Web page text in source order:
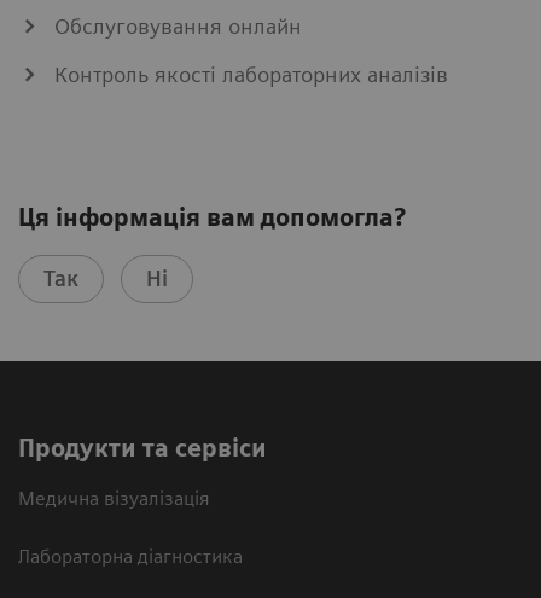
Обслуговування онлайн
Контроль якості лабораторних аналізів
Ця інформація вам допомогла?
Так Ні
Продукти та сервіси
Медична візуалізація
Лабораторна діагностика